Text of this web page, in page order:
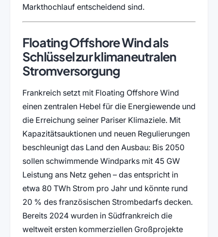
Markthochlauf entscheidend sind.
Floating Offshore Wind als
Schlüssel zur klimaneutralen
Stromversorgung
Frankreich setzt mit Floating Offshore Wind
einen zentralen Hebel für die Energiewende und
die Erreichung seiner Pariser Klimaziele. Mit
Kapazitätsauktionen und neuen Regulierungen
beschleunigt das Land den Ausbau: Bis 2050
sollen schwimmende Windparks mit 45 GW
Leistung ans Netz gehen – das entspricht in
etwa 80 TWh Strom pro Jahr und könnte rund
20 % des französischen Strombedarfs decken.
Bereits 2024 wurden in Südfrankreich die
weltweit ersten kommerziellen Großprojekte